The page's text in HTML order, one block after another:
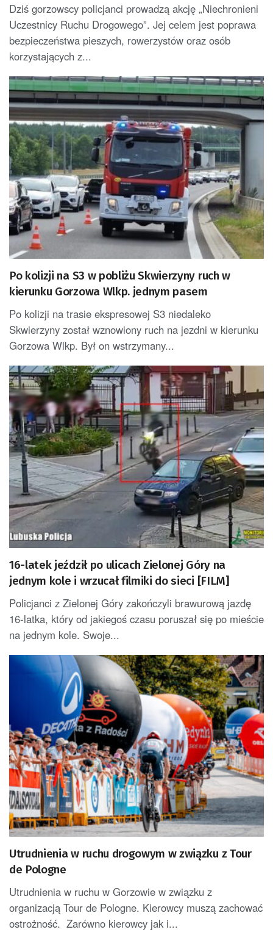
Dziś gorzowscy policjanci prowadzą akcję „Niechronieni
Uczestnicy Ruchu Drogowego”. Jej celem jest poprawa
bezpieczeństwa pieszych, rowerzystów oraz osób
korzystających z...
Po kolizji na S3 w pobliżu Skwierzyny ruch w
kierunku Gorzowa Wlkp. jednym pasem
Po kolizji na trasie ekspresowej S3 niedaleko
Skwierzyny został wznowiony ruch na jezdni w kierunku
Gorzowa Wlkp. Był on wstrzymany...
16-latek jeździł po ulicach Zielonej Góry na
jednym kole i wrzucał filmiki do sieci [FILM]
Policjanci z Zielonej Góry zakończyli brawurową jazdę
16-latka, który od jakiegoś czasu poruszał się po mieście
na jednym kole. Swoje...
Utrudnienia w ruchu drogowym w związku z Tour
de Pologne
Utrudnienia w ruchu w Gorzowie w związku z
organizacją Tour de Pologne. Kierowcy muszą zachować
ostrożność. Zarówno kierowcy jak i...